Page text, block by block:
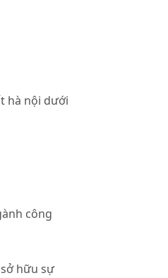
hà nội dưới
công
hữu sự